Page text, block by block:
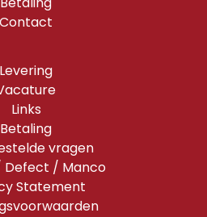
Contact
Levering
Links
Betaling
vragen
Defect / Manco
Statement